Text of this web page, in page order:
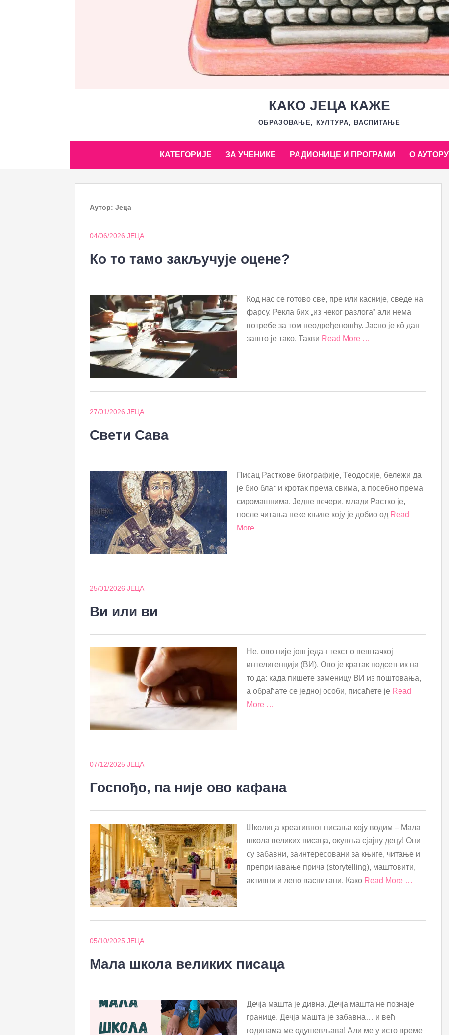
КАКО ЈЕЦА КАЖЕ
ОБРАЗОВАЊЕ, КУЛТУРА, ВАСПИТАЊЕ
КАТЕГОРИЈЕ ЗА УЧЕНИКЕ РАДИОНИЦЕ И ПРОГРАМИ О АУТОРУ
Аутор: Јеца
04/06/2026 ЈЕЦА
Ко то тамо закључује оцене?
Код нас се готово све, пре или касније, сведе на
фарсу. Рекла бих „из неког разлога” али нема
потребе за том неодређеношћу. Јасно је кô дан
зашто је тако. Такви Read More …
27/01/2026 ЈЕЦА
Свети Сава
Писац Расткове биографије, Теодосије, бележи да
је био благ и кротак према свима, а посебно према
сиромашнима. Једне вечери, млади Растко је,
после читања неке књиге коју је добио од Read
More …
25/01/2026 ЈЕЦА
Ви или ви
Не, ово није још један текст о вештачкој
интелигенцији (ВИ). Ово је кратак подсетник на
то да: када пишете заменицу ВИ из поштовања,
а обраћате се једној особи, писаћете је Read
More …
07/12/2025 ЈЕЦА
Госпођо, па није ово кафана
Школица креативног писања коју водим – Мала
школа великих писаца, окупља сјајну децу! Они
су забавни, заинтересовани за књиге, читање и
препричавање прича (storytelling), маштовити,
активни и лепо васпитани. Како Read More …
05/10/2025 ЈЕЦА
Мала школа великих писаца
Дечја машта је дивна. Дечја машта не познаје
границе. Дечја машта је забавна… и већ
годинама ме одушевљава! Али ме у исто време